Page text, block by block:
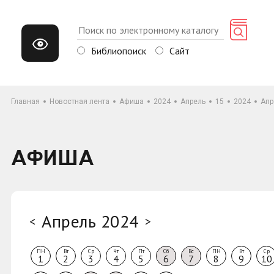
Библиопоиск Сайт
Главная Новостная лента Афиша 2024 Апрель 15 2024
АФИША
< Апрель 2024 >
ПН
1
Вт
2
Ср
3
Чт
4
Пт
5
Сб
6
Вс
7
ПН
8
Вт
9
Ср
10